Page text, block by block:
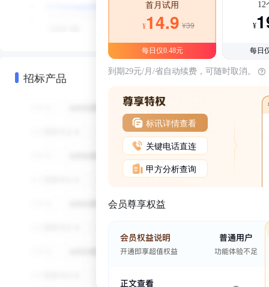
招标产品
首月试用
¥14.9 ¥39
每日仅0.48元
12
¥
每日
到期29元/月/省自动续费，可随时取消。
标讯详情查看
关键电话直连
甲方分析查询
会员尊享权益